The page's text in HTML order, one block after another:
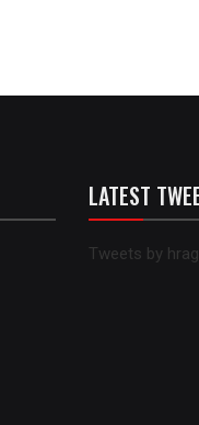
LATEST
Tweets by